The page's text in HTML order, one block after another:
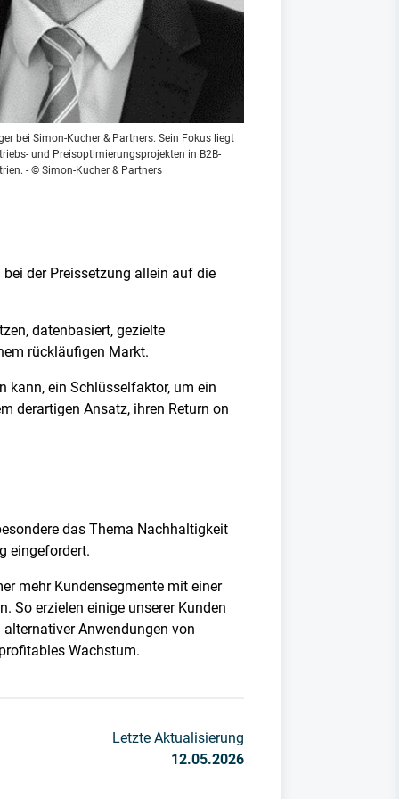
bei Simon-Kucher & Partners. Sein Fokus liegt
und Preisoptimierungsprojekten in B2B-
- © Simon-Kucher & Partners
der Preissetzung allein auf die
datenbasiert, gezielte
rückläufigen Markt.
kann, ein Schlüsselfaktor, um ein
derartigen Ansatz, ihren Return on
das Thema Nachhaltigkeit
eingefordert.
mehr Kundensegmente mit einer
So erzielen einige unserer Kunden
Anwendungen von
Wachstum.
Letzte Aktualisierung
12.05.2026